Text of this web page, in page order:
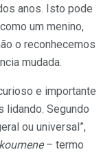
anos. Isto pode
um menino,
o reconhecemos
mudada.
e importante
lidando. Segundo
ou universal”,
– termo